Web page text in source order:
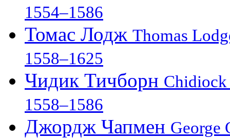
1554–1586
Томас Лодж Thomas
1558–1625
Чидик Тичборн
1558–1586
Джордж Чапмен George